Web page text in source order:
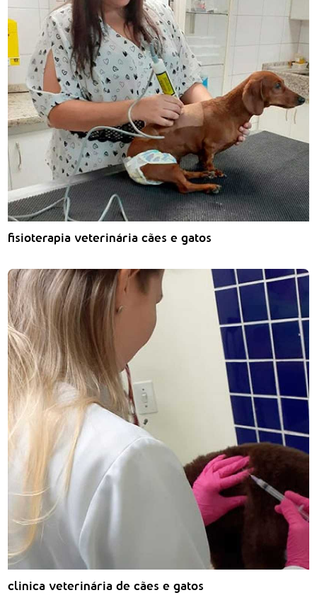
fisioterapia veterinária cães e gatos
clinica veterinária de cães e gatos